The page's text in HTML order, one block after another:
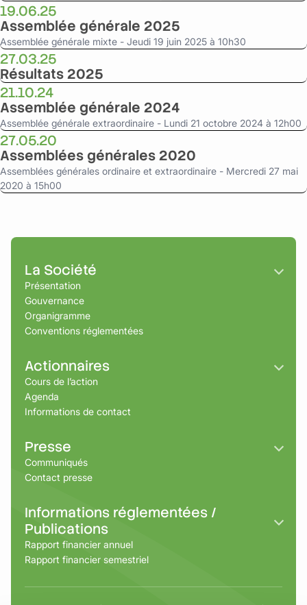
19.06.25
Assemblée générale 2025
Assemblée générale mixte - Jeudi 19 juin 2025 à 10h30
27.03.25
Résultats 2025
21.10.24
Assemblée générale 2024
Assemblée générale extraordinaire - Lundi 21 octobre 2024 à 12h00
27.05.20
Assemblées générales 2020
Assemblées générales ordinaire et extraordinaire - Mercredi 27 mai
2020 à 15h00
La Société
Présentation
Gouvernance
Organigramme
Conventions réglementées
Actionnaires
Cours de l’action
Agenda
Informations de contact
Presse
Communiqués
Contact presse
Informations réglementées /
Publications
Rapport financier annuel
Rapport financier semestriel